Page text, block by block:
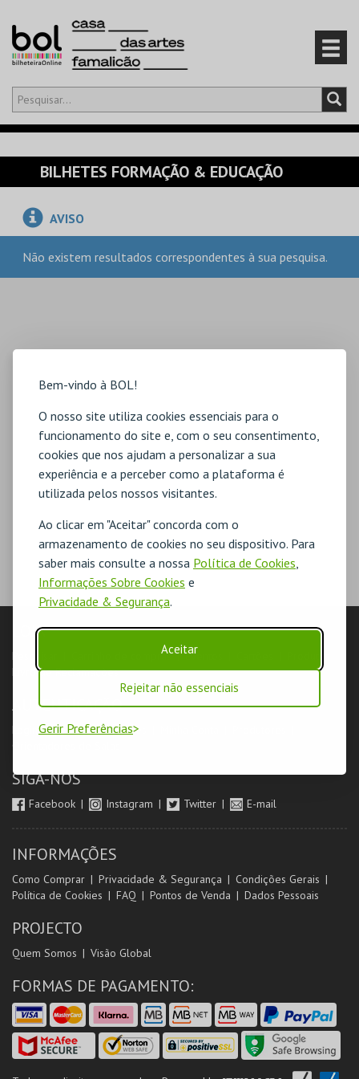
Bem-vindo à BOL!
O nosso site utiliza cookies essenciais para o
funcionamento do site e, com o seu consentimento,
cookies que nos ajudam a personalizar a sua
experiência e a perceber como a plataforma é
utilizada pelos nossos visitantes.
Ao clicar em "Aceitar" concorda com o
armazenamento de cookies no seu dispositivo. Para
saber mais consulte a nossa Política de Cookies
Informações Sobre Cookies e
Privacidade & Segurança.
Aceitar
Rejeitar não essenciais
Gerir Preferências
Olá,iniciar sessão
CARRINHO 0
EVENTOS
CARTÕES
BILHETES FORMAÇÃO & EDUCAÇÃO
AVISO
Não existem resultados correspondentes à sua pesquisa.
LOJA
Pesquisar Carrinho de compras Eventos
Livro de Reclamações
AUTENTICAÇÃO
Login & Registo de Clientes
SIGA-NOS
Facebook Instagram Twitter E-mail
INFORMAÇÕES
Como Comprar Privacidade & Segurança
Condições Gerais
Política de Cookies
FAQ Pontos de Venda Dados Pessoais
PROJECTO
Quem Somos Visão Global
FORMAS DE PAGAMENTO: